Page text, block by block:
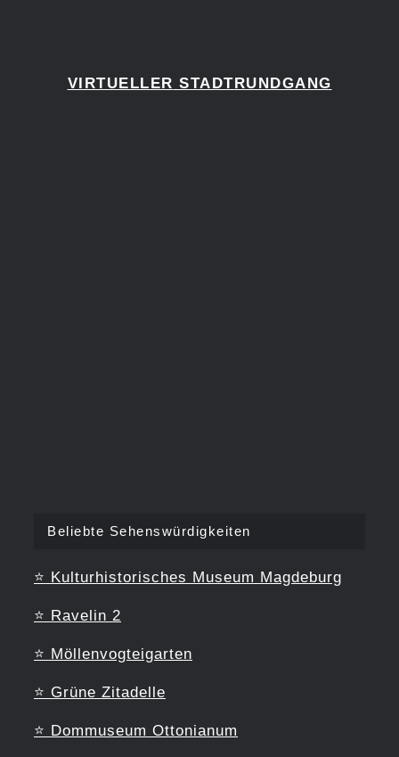
VIRTUELLER STADTRUNDGANG
Beliebte Sehenswürdigkeiten
⭐ Kulturhistorisches Museum Magdeburg
⭐ Ravelin 2
⭐ Möllenvogteigarten
⭐ Grüne Zitadelle
⭐ Dommuseum Ottonianum